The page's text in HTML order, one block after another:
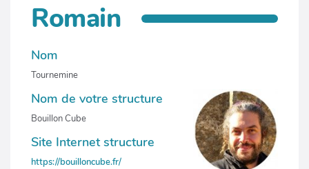
Romain
Nom
Tournemine
Nom de votre structure
Bouillon Cube
Site Internet structure
https://bouilloncube.fr/